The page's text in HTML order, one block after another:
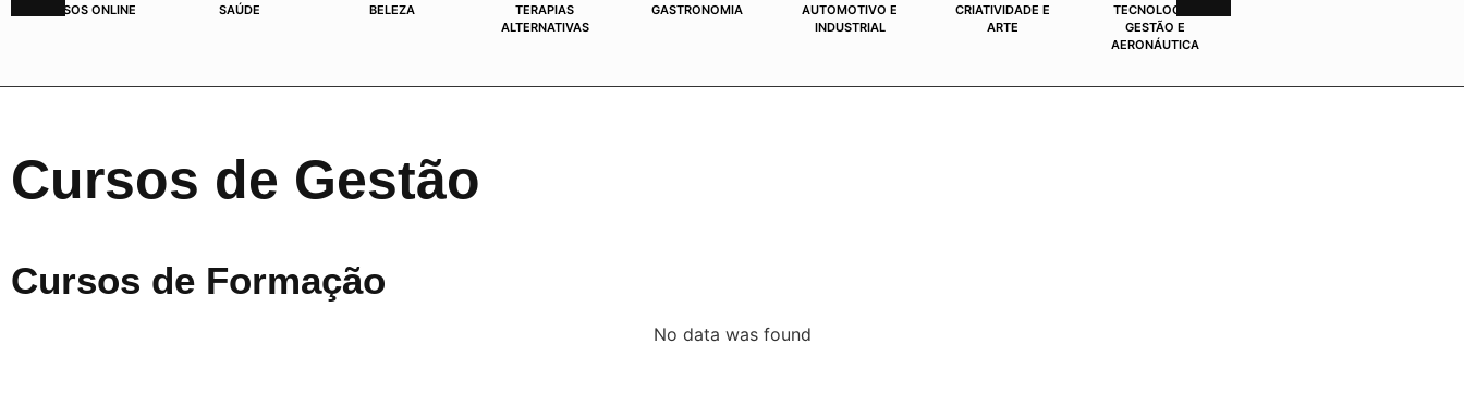
CURSOS ONLINE SAÚDE BELEZA
TERAPIAS
ALTERNATIVAS
GASTRONOMIA
AUTOMOTIVO E
INDUSTRIAL
CRIATIVIDADE E
ARTE
TECNOLOGIA,
GESTÃO E
AERONÁUTICA
Cursos de Gestão
Cursos de Formação
No data was found